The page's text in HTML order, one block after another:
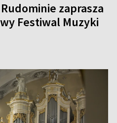
zaprasza
Festiwal Muzyki